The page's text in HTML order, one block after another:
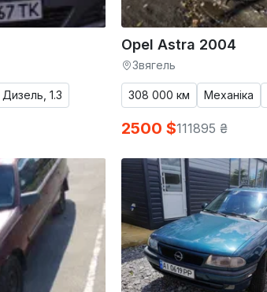
Дизель, 1.3
Opel Astra 2004
Звягель
308 000 км Механіка
2500 $111895 ₴